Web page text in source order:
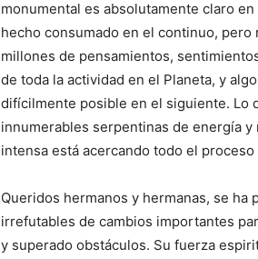
monumental es absolutamente claro
hecho consumado en el continuo,
millones de pensamientos,
de toda la actividad en el Planeta, y
difícilmente posible en el siguiente. Lo
innumerables serpentinas de energía
intensa está acercando todo el
Queridos hermanos y hermanas, se
irrefutables de cambios importantes
y superado obstáculos. Su fuerza